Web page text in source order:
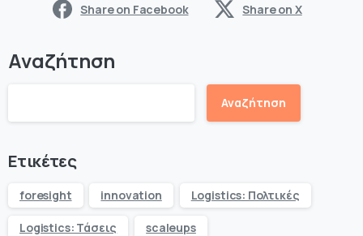
Share on Facebook Share on X
Αναζήτηση
Αναζήτηση
Ετικέτες
foresight innovation Logistics: Πολτικές
Logistics: Τάσεις scaleups